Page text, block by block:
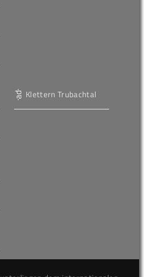
Klettern Trubachtal